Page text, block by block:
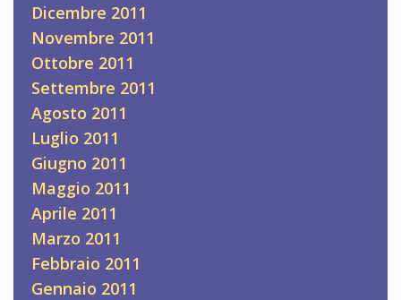
Dicembre 2011
Novembre 2011
Ottobre 2011
Settembre 2011
Agosto 2011
Luglio 2011
Giugno 2011
Maggio 2011
Aprile 2011
Marzo 2011
Febbraio 2011
Gennaio 2011